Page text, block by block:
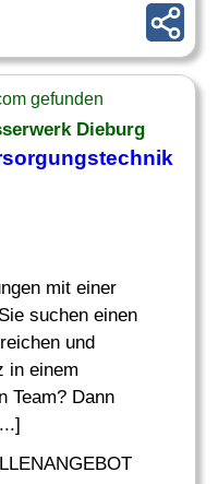
gefunden
Dieburg
mit einer
suchen einen
und
in einem
Team? Dann